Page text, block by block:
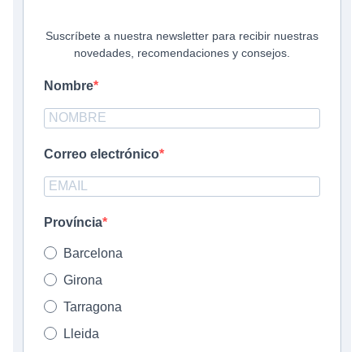
Suscríbete a nuestra newsletter para recibir nuestras
novedades, recomendaciones y consejos.
Nombre
Correo electrónico
Província
Barcelona
Girona
Tarragona
Lleida